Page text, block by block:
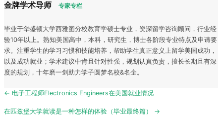
金牌学术导师 专家专栏
毕业于华盛顿大学西雅图分校教育学硕士专业，资深留学咨询顾问，行业经
验10年以上。熟知美国高中，本科，研究生，博士各阶段专业特点及申请要
求。注重学生的学习习惯和技能培养，帮助学生真正意义上留学美国成功，
以及成功就业；学术建议中肯且针对性强，规划认真负责，擅长长期且有深
度的规划，十年磨一剑助力学子圆梦名校&名企。
Post
← 电子工程师Electronics Engineers在美国就业情况
在匹兹堡大学就读是一种怎样的体验（毕业最终篇） →